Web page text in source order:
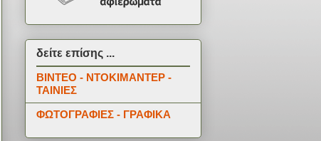
δείτε επίσης ...
ΒΙΝΤΕΟ - ΝΤΟΚΙΜΑΝΤΕΡ -
ΤΑΙΝΙΕΣ
ΦΩΤΟΓΡΑΦΙΕΣ - ΓΡΑΦΙΚΑ